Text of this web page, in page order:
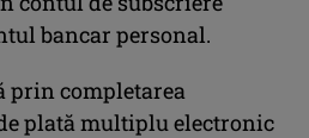
bancar personal.
prin completarea
plată multiplu electronic